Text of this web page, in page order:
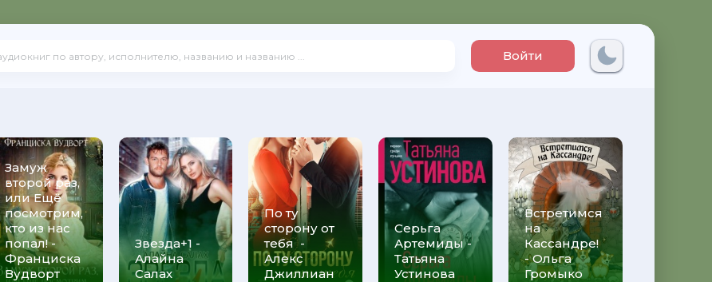
Войти
Замуж
второй раз,
или Ещё
посмотрим,
кто из нас
попал! -
Франциска
Вудворт
Звезда+1 -
Алайна
Салах
По ту
сторону от
тебя -
Алекс
Джиллиан
Серьга
Артемиды -
Татьяна
Устинова
Встретимся
на
Кассандре!
- Ольга
Громыко